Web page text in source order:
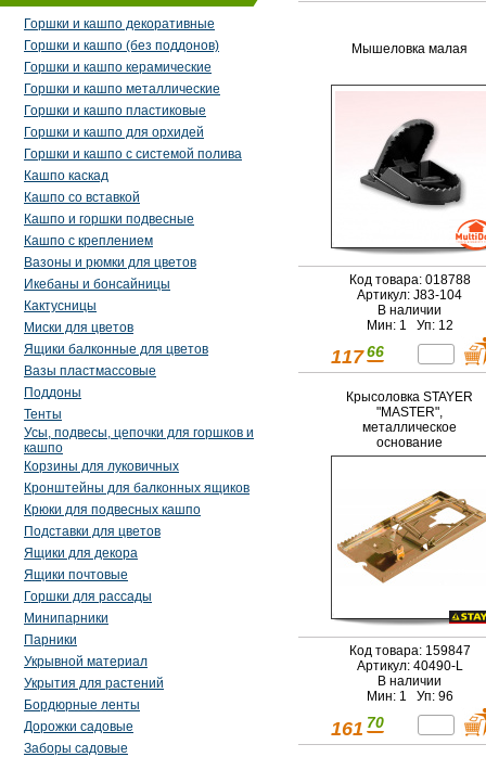
Горшки и кашпо декоративные
Горшки и кашпо (без поддонов)
Горшки и кашпо керамические
Горшки и кашпо металлические
Горшки и кашпо пластиковые
Горшки и кашпо для орхидей
Горшки и кашпо с системой полива
Кашпо каскад
Кашпо со вставкой
Кашпо и горшки подвесные
Кашпо с креплением
Вазоны и рюмки для цветов
Икебаны и бонсайницы
Кактусницы
Миски для цветов
Ящики балконные для цветов
Вазы пластмассовые
Поддоны
Тенты
Усы, подвесы, цепочки для горшков и
кашпо
Корзины для луковичных
Кронштейны для балконных ящиков
Крюки для подвесных кашпо
Подставки для цветов
Ящики для декора
Ящики почтовые
Горшки для рассады
Минипарники
Парники
Укрывной материал
Укрытия для растений
Бордюрные ленты
Дорожки садовые
Заборы садовые
Мышеловка малая
Код товара: 018788
Артикул: J83-104
В наличии
Мин: 1 Уп: 12
117 66
Крысоловка STAYER
"MASTER",
металлическое
основание
Код товара: 159847
Артикул: 40490-L
В наличии
Мин: 1 Уп: 96
161 70